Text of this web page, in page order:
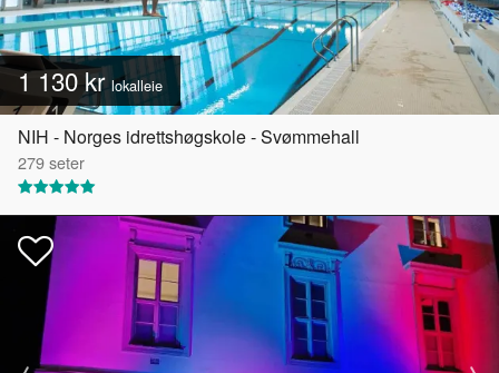
1 130 kr lokalleie
NIH - Norges idrettshøgskole - Svømmehall
279seter